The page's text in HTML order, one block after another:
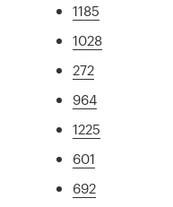
1185
1028
272
964
1225
601
692